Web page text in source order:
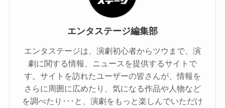
エンタステージ編集部
エンタステージは、演劇初心者からツウまで、演
劇に関する情報、ニュースを提供するサイトで
す。サイトを訪れたユーザーの皆さんが、情報を
さらに周囲に広めたり、気になる作品や人物など
を調べたり･･･と、演劇をもっと楽しんでいただけ